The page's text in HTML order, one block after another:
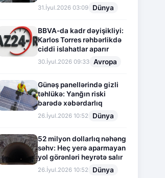
31.İyul.2026 03:09 Dünya
BBVA-da kadr dəyişikliyi:
Karlos Torres rəhbərlikdə
ciddi islahatlar aparır
30.İyul.2026 09:33 Avropa
Günəş panellərində gizli
təhlükə: Yanğın riski
barədə xəbərdarlıq
26.İyul.2026 10:52 Dünya
52 milyon dollarlıq nəhəng
səhv: Heç yerə aparmayan
yol görənləri heyrətə salır
26.İyul.2026 10:52 Dünya